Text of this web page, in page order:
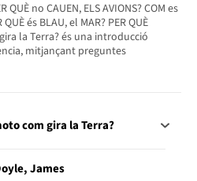
QUÈ no CAUEN, ELS AVIONS? COM es
és BLAU, el MAR? PER QUÈ
la Terra? és una introducció
mitjançant preguntes
com gira la Terra?
James